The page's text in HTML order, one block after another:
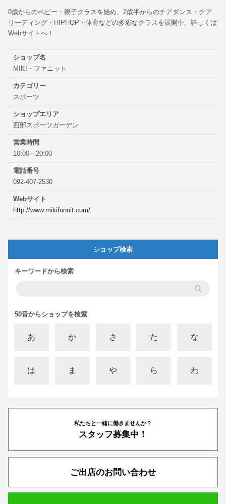
0歳からのベビー・親子クラスを始め、2歳半からのチアダンス・チア
リーディング・HIPHOP・体育などの多彩なクラスを展開中。詳しくは
Webサイトへ！
ショップ名
MIKI・ファニット
カテゴリー
スポーツ
ショップエリア
西部スポーツガーデン
営業時間
10:00～20:00
電話番号
092-407-2530
Webサイト
http://www.mikifunnit.com/
ショップ検索
キーワードから検索
50音からショップを検索
あ か さ た な
は ま や ら わ
私たちと一緒に働きませんか？
スタッフ募集中！
ご出店のお問い合わせ